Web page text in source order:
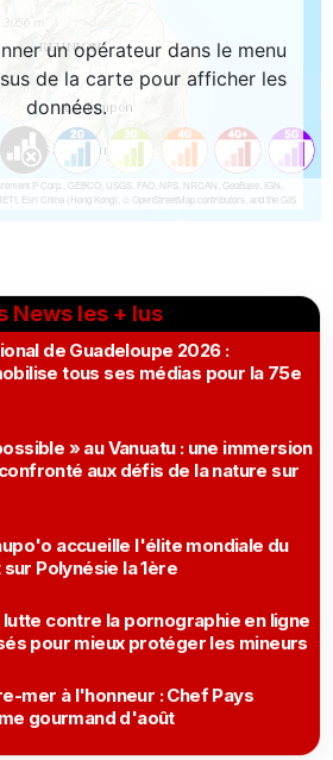
News les + lus
de Guadeloupe 2026 :
tous ses médias pour la 75e
» au Vanuatu : une immersion
aux défis de la nature sur
accueille l'élite mondiale du
Polynésie la 1ère
contre la pornographie en ligne
pour mieux protéger les mineurs
mer à l'honneur : Chef Pays
gourmand d'août